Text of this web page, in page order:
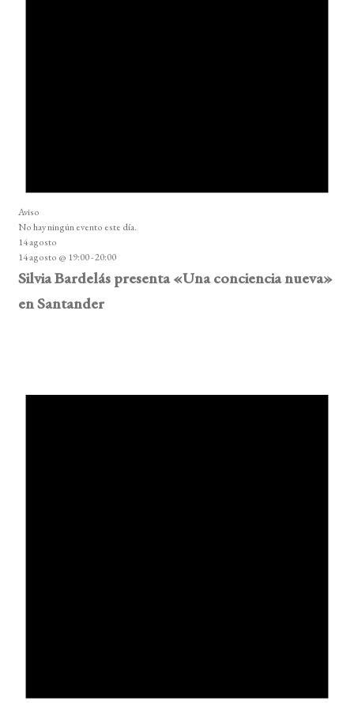
Aviso
No hay ningún evento este día.
14 agosto
14 agosto @ 19:00-20:00
Silvia Bardelás presenta «Una conciencia nueva»
en Santander